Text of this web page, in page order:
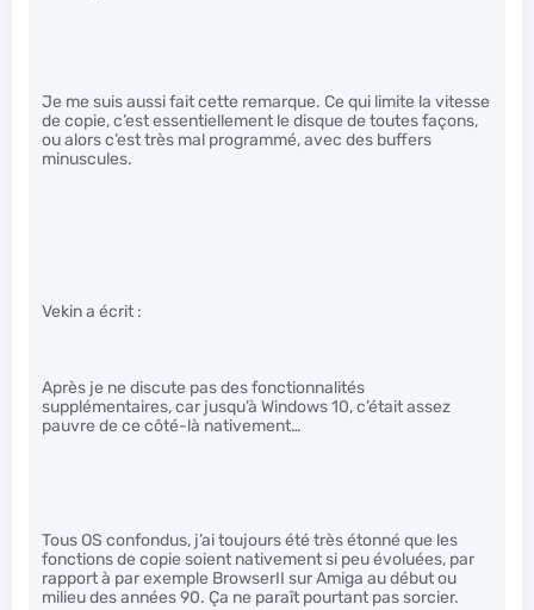
Je me suis aussi fait cette remarque. Ce qui limite la vitesse
de copie, c’est essentiellement le disque de toutes façons,
ou alors c’est très mal programmé, avec des buffers
minuscules.
Vekin a écrit :
Après je ne discute pas des fonctionnalités
supplémentaires, car jusqu’à Windows 10, c’était assez
pauvre de ce côté-là nativement…
Tous OS confondus, j’ai toujours été très étonné que les
fonctions de copie soient nativement si peu évoluées, par
rapport à par exemple BrowserII sur Amiga au début ou
milieu des années 90. Ça ne paraît pourtant pas sorcier.